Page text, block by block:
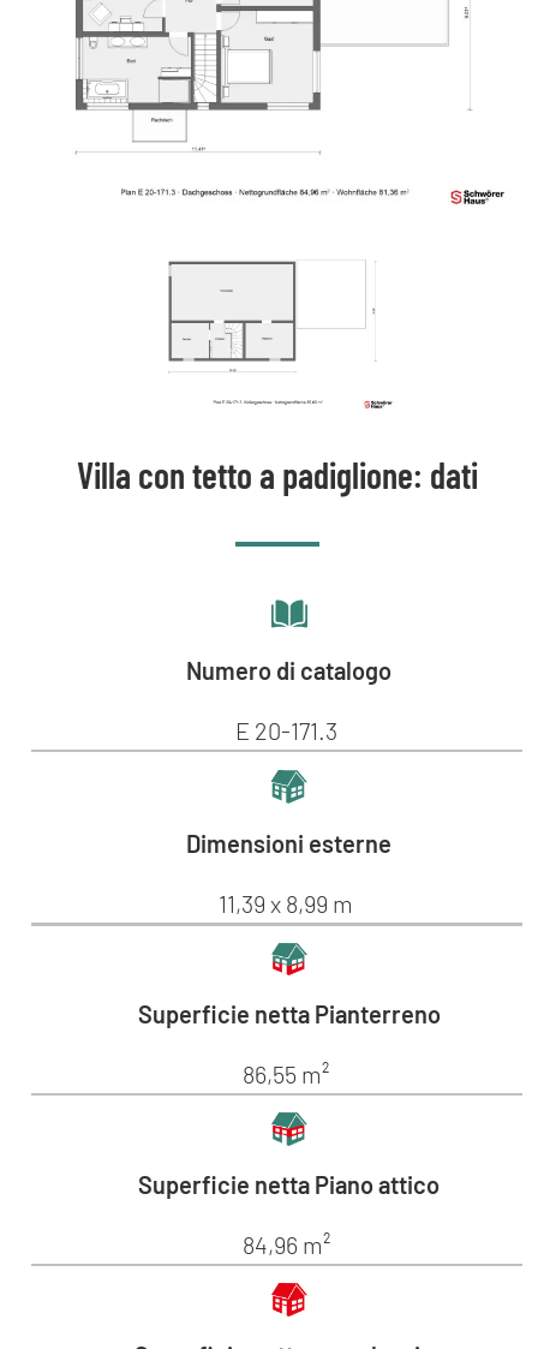
Villa con tetto a padiglione: dati
Numero di catalogo
E 20-171.3
Dimensioni esterne
11,39 x 8,99 m
Superficie netta Pianterreno
86,55 m²
Superficie netta Piano attico
84,96 m²